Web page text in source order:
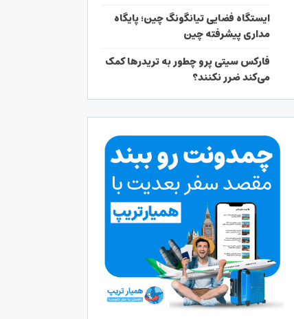
ایستگاه فضایی تیانگونگ چین؛ پایگاه
مداری پیشرفته چین
فارکس سیتی پرو چطور به تریدرها کمک
می‌کند ضرر نکنند؟